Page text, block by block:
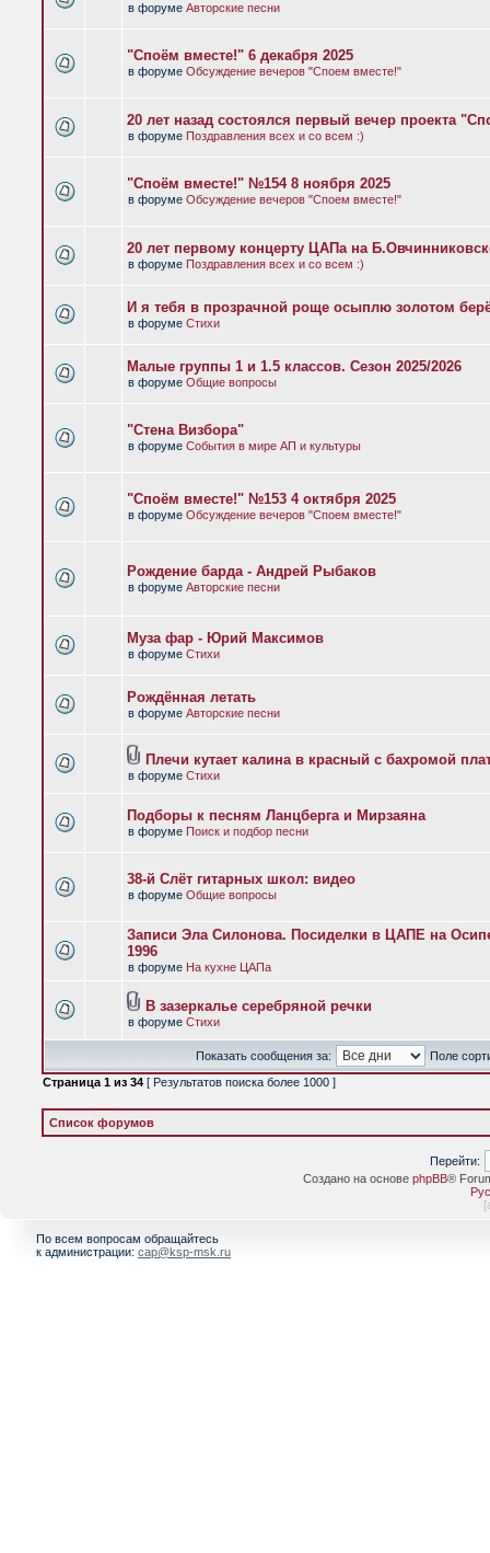
в форуме Авторские песни
"Споём вместе!" 6 декабря 2025
в форуме Обсуждение вечеров "Споем вместе!"
20 лет назад состоялся первый вечер проекта
в форуме Поздравления всех и со всем :)
"Споём вместе!" №154 8 ноября 2025
в форуме Обсуждение вечеров "Споем вместе!"
20 лет первому концерту ЦАПа на
в форуме Поздравления всех и со всем :)
И я тебя в прозрачной роще осыплю золотом
в форуме Стихи
Малые группы 1 и 1.5 классов. Сезон 2025/2026
в форуме Общие вопросы
"Стена Визбора"
в форуме События в мире АП и культуры
"Споём вместе!" №153 4 октября 2025
в форуме Обсуждение вечеров "Споем вместе!"
Рождение барда - Андрей Рыбаков
в форуме Авторские песни
Муза фар - Юрий Максимов
в форуме Стихи
Рождённая летать
в форуме Авторские песни
Плечи кутает калина в красный с бахромой
в форуме Стихи
Подборы к песням Ланцберга и Мирзаяна
в форуме Поиск и подбор песни
38-й Слёт гитарных школ: видео
в форуме Общие вопросы
Записи Эла Силонова. Посиделки в ЦАПЕ на
1996
в форуме На кухне ЦАПа
В зазеркалье серебряной речки
в форуме Стихи
Показать сообщения за:
Поле
Страница 1 из 34 [ Результатов поиска более 1000 ]
Список форумов
Перейти:
Создано на основе phpBB®
[
По всем вопросам обращайтесь
к администрации: cap@ksp-msk.ru